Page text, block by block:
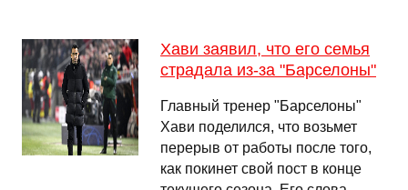
Хави заявил, что его семья
страдала из-за "Барселоны"
Главный тренер "Барселоны"
Хави поделился, что возьмет
перерыв от работы после того,
как покинет свой пост в конце